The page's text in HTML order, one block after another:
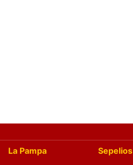
La Pampa Sepelios